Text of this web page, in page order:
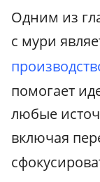
Одним из
с мури
помогает
любые
включая